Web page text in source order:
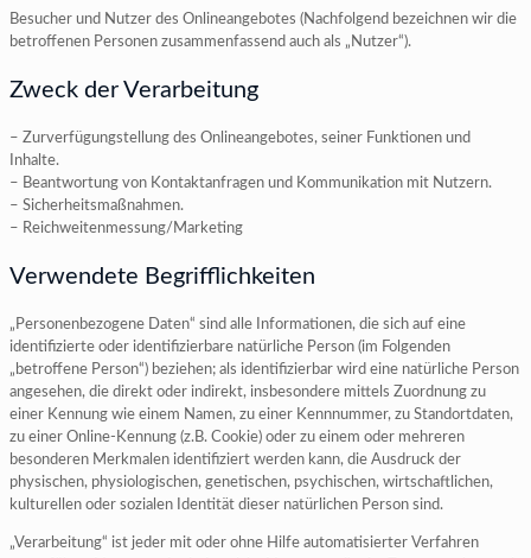
Besucher und Nutzer des Onlineangebotes (Nachfolgend bezeichnen wir die
betroffenen Personen zusammenfassend auch als „Nutzer“).
Zweck der Verarbeitung
– Zurverfügungstellung des Onlineangebotes, seiner Funktionen und
Inhalte.
– Beantwortung von Kontaktanfragen und Kommunikation mit Nutzern.
– Sicherheitsmaßnahmen.
– Reichweitenmessung/Marketing
Verwendete Begrifflichkeiten
„Personenbezogene Daten“ sind alle Informationen, die sich auf eine
identifizierte oder identifizierbare natürliche Person (im Folgenden
„betroffene Person“) beziehen; als identifizierbar wird eine natürliche Person
angesehen, die direkt oder indirekt, insbesondere mittels Zuordnung zu
einer Kennung wie einem Namen, zu einer Kennnummer, zu Standortdaten,
zu einer Online-Kennung (z.B. Cookie) oder zu einem oder mehreren
besonderen Merkmalen identifiziert werden kann, die Ausdruck der
physischen, physiologischen, genetischen, psychischen, wirtschaftlichen,
kulturellen oder sozialen Identität dieser natürlichen Person sind.
„Verarbeitung“ ist jeder mit oder ohne Hilfe automatisierter Verfahren